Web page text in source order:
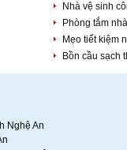
Nhà vệ sinh
Phòng tắm
Mẹo tiết kiệm
Bồn cầu sạch
Nghệ An